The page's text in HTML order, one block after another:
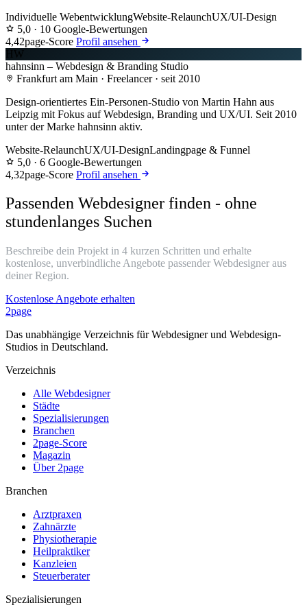
Individuelle WebentwicklungWebsite-RelaunchUX/UI-Design
5,0 · 10 Google-Bewertungen
4,42page-Score Profil ansehen
HW
hahnsinn – Webdesign & Branding Studio
Frankfurt am Main · Freelancer · seit 2010
Design-orientiertes Ein-Personen-Studio von Martin Hahn aus
Leipzig mit Fokus auf Webdesign, Branding und UX/UI. Seit 2010
unter der Marke hahnsinn aktiv.
Website-RelaunchUX/UI-DesignLandingpage & Funnel
5,0 · 6 Google-Bewertungen
4,32page-Score Profil ansehen
Passenden Webdesigner finden - ohne
stundenlanges Suchen
Beschreibe dein Projekt in 4 kurzen Schritten und erhalte
kostenlose, unverbindliche Angebote passender Webdesigner aus
deiner Region.
Kostenlose Angebote erhalten
2page
Das unabhängige Verzeichnis für Webdesigner und Webdesign-
Studios in Deutschland.
Verzeichnis
Alle Webdesigner
Städte
Spezialisierungen
Branchen
2page-Score
Magazin
Über 2page
Branchen
Arztpraxen
Zahnärzte
Physiotherapie
Heilpraktiker
Kanzleien
Steuerberater
Spezialisierungen